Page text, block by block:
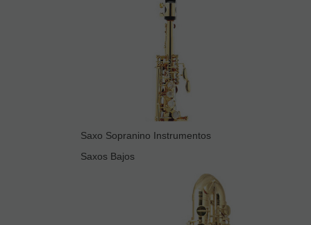
Saxo Sopranino Instrumentos
Saxos Bajos